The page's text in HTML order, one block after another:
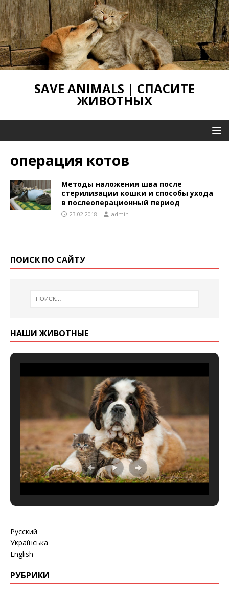
SAVE ANIMALS | СПАСИТЕ
ЖИВОТНЫХ
операция котов
Методы наложения шва после
стерилизации кошки и способы ухода
в послеоперационный период
23.02.2018 admin
ПОИСК ПО САЙТУ
НАШИ ЖИВОТНЫЕ
Русский
Українська
English
РУБРИКИ